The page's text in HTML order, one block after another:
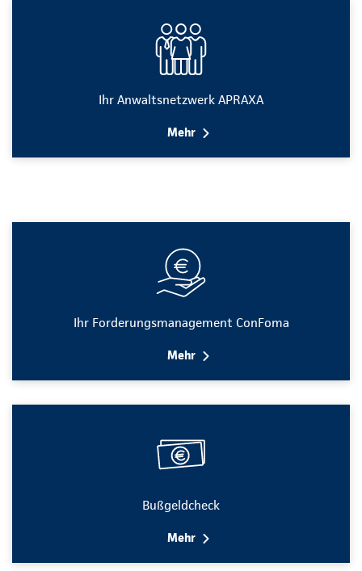
Ihr Anwaltsnetzwerk APRAXA
Mehr
Ihr Forderungsmanagement ConFoma
Mehr
Bußgeldcheck
Mehr